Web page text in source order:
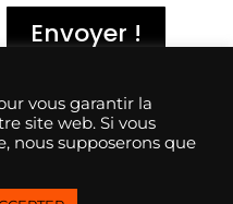
Envoyer !
de vente
d’utilisation
vous garantir la
site web. Si vous
nous supposerons que